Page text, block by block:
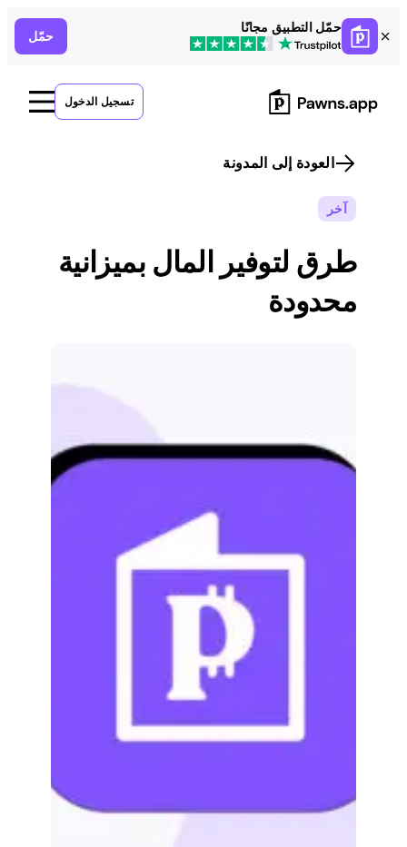
Skip
to
content
حمّل التطبيق مجانًا
حمّل
تسجيل الدخول
العودة إلى المدونة
آخر
طرق لتوفير المال بميزانية
محدودة